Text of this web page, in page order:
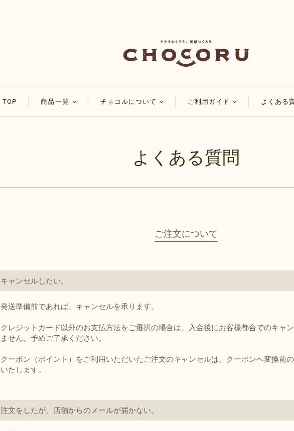
TOP 商品一覧 チョコルについて ご利用ガイド
マイページについて
配送・送料について
について
よくある
よくある質問
ご注文について
キャンセルしたい。
発送準備前であれば、キャンセルを承ります。
クレジットカード以外のお支払方法をご選択の場合は、入金後にお客様都合でのキャ
ません。予めご了承ください。
クーポン（ポイント）をご利用いただいたご注文のキャンセルは、クーポンへ変換前
いたします。
注文をしたが、店舗からのメールが届かない。